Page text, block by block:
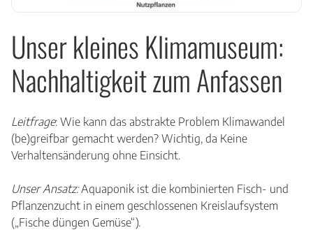
Unser kleines Klimamuseum:
Nachhaltigkeit zum Anfassen
Leitfrage: Wie kann das abstrakte Problem Klimawandel
(be)greifbar gemacht werden? Wichtig, da Keine
Verhaltensänderung ohne Einsicht.
Unser Ansatz:Aquaponik ist die kombinierten Fisch- und
Pflanzenzucht in einem geschlossenen Kreislaufsystem
(„Fische düngen Gemüse“).